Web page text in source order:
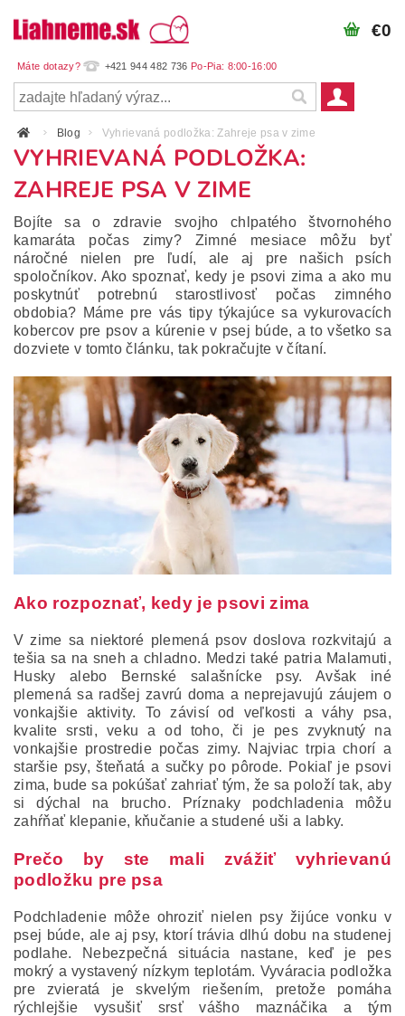
+421 944 482 736
€0
Blog Vyhrievaná podložka: Zahreje psa v zime
VYHRIEVANÁ PODLOŽKA:
ZAHREJE PSA V ZIME
Bojíte sa o zdravie svojho chlpatého štvornohého
kamaráta počas zimy? Zimné mesiace môžu byť
náročné nielen pre ľudí, ale aj pre našich psích
spoločníkov. Ako spoznať, kedy je psovi zima a ako mu
poskytnúť potrebnú starostlivosť počas zimného
obdobia? Máme pre vás tipy týkajúce sa vykurovacích
kobercov pre psov a kúrenie v psej búde, a to všetko sa
dozviete v tomto článku, tak pokračujte v čítaní.
Ako rozpoznať, kedy je psovi zima
V zime sa niektoré plemená psov doslova rozkvitajú a
tešia sa na sneh a chladno. Medzi také patria Malamuti,
Husky alebo Bernské salašnícke psy.Avšak iné
plemená sa radšej zavrú doma a neprejavujú záujem o
vonkajšie aktivity. To závisí od veľkosti a váhy psa,
kvalite srsti, veku a od toho, či je pes zvyknutý na
vonkajšie prostredie počas zimy.
Najviac trpia chorí a
staršie psy, šteňatá a sučky po pôrode. Pokiaľ je psovi
zima, bude sa pokúšať zahriať tým, že sa položí tak, aby
si dýchal na brucho.
Príznaky podchladenia môžu
zahŕňať klepanie, kňučanie a studené uši a labky.
Prečo by ste mali zvážiť vyhrievanú
podložku pre psa
Podchladenie môže ohroziť nielen psy žijúce vonku v
psej búde, ale aj psy, ktorí trávia dlhú dobu na studenej
podlahe.
Nebezpečná situácia nastane, keď je pes
mokrý a vystavený nízkym teplotám. Vyváracia podložka
pre zvieratá je skvelým riešením, pretože pomáha
rýchlejšie vysušiť srsť vášho maznáčika a tým